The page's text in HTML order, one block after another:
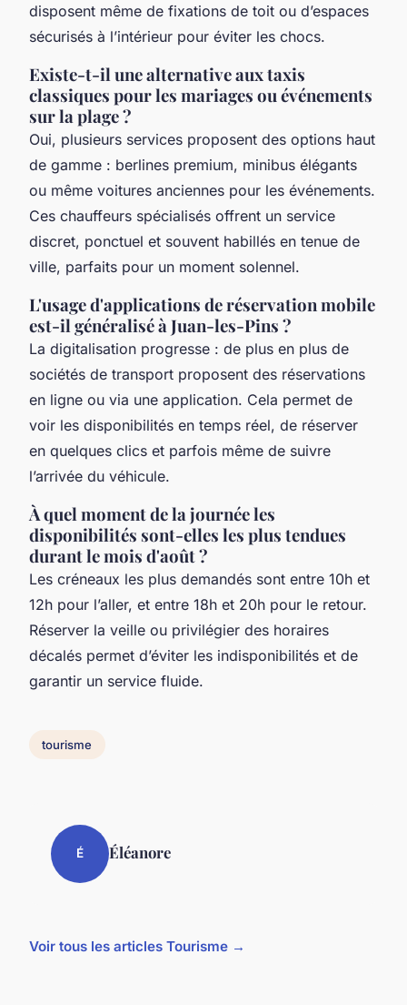
disposent même de fixations de toit ou d’espaces
sécurisés à l’intérieur pour éviter les chocs.
Existe-t-il une alternative aux taxis
classiques pour les mariages ou événements
sur la plage ?
Oui, plusieurs services proposent des options haut
de gamme : berlines premium, minibus élégants
ou même voitures anciennes pour les événements.
Ces chauffeurs spécialisés offrent un service
discret, ponctuel et souvent habillés en tenue de
ville, parfaits pour un moment solennel.
L'usage d'applications de réservation mobile
est-il généralisé à Juan-les-Pins ?
La digitalisation progresse : de plus en plus de
sociétés de transport proposent des réservations
en ligne ou via une application. Cela permet de
voir les disponibilités en temps réel, de réserver
en quelques clics et parfois même de suivre
l’arrivée du véhicule.
À quel moment de la journée les
disponibilités sont-elles les plus tendues
durant le mois d'août ?
Les créneaux les plus demandés sont entre 10h et
12h pour l’aller, et entre 18h et 20h pour le retour.
Réserver la veille ou privilégier des horaires
décalés permet d’éviter les indisponibilités et de
garantir un service fluide.
tourisme
É Éléanore
Voir tous les articles Tourisme →